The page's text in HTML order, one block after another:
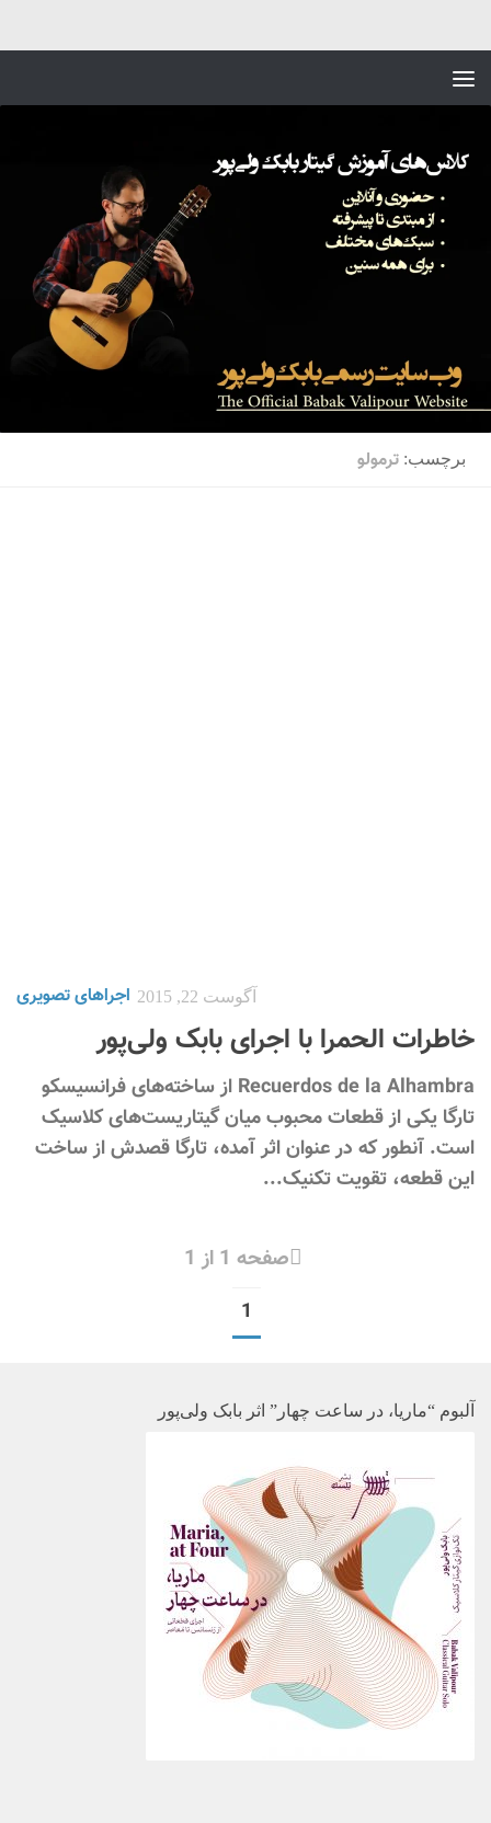
برچسب: ترمولو
اجراهای تصویری آگوست 22, 2015
خاطرات الحمرا با اجرای بابک ولی‌پور
Recuerdos de la Alhambra از ساخته‌های فرانسیسکو
تارگا یکی از قطعات محبوب میان گیتاریست‌های کلاسیک
است. آنطور که در عنوان اثر آمده، تارگا قصدش از ساخت
این قطعه، تقویت تکنیک...
صفحه 1 از 1
1
آلبوم “ماریا، در ساعت چهار” اثر بابک ولی‌پور